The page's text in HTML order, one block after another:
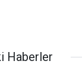
Haberler